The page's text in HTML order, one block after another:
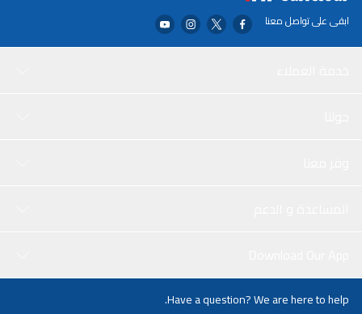
ابقى على تواصل معنا
Have a question? We are here to help.